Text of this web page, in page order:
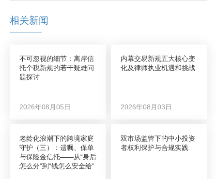
相关新闻
不可忽视的细节：离岸信
托个税新规的若干疑难问
题探讨
2026年08月05日
内幕交易新规五大核心变
化及律师执业机遇和挑战
2026年08月03日
老龄化浪潮下的跨境家庭
守护（三）：遗嘱、保单
与保险金信托——从“身后
怎么分”到“钱怎么安全给”
双市场监管下的中小投资
者权利保护与合规实践